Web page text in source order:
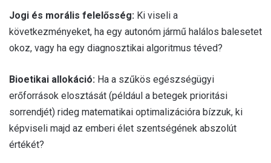
Jogi és morális felelősség: Ki viseli a
következményeket, ha egy autonóm jármű halálos balesetet
okoz, vagy ha egy diagnosztikai algoritmus téved?
Bioetikai allokáció: Ha a szűkös egészségügyi
erőforrások elosztását (például a betegek prioritási
sorrendjét) rideg matematikai optimalizációra bízzuk, ki
képviseli majd az emberi élet szentségének abszolút
értékét?